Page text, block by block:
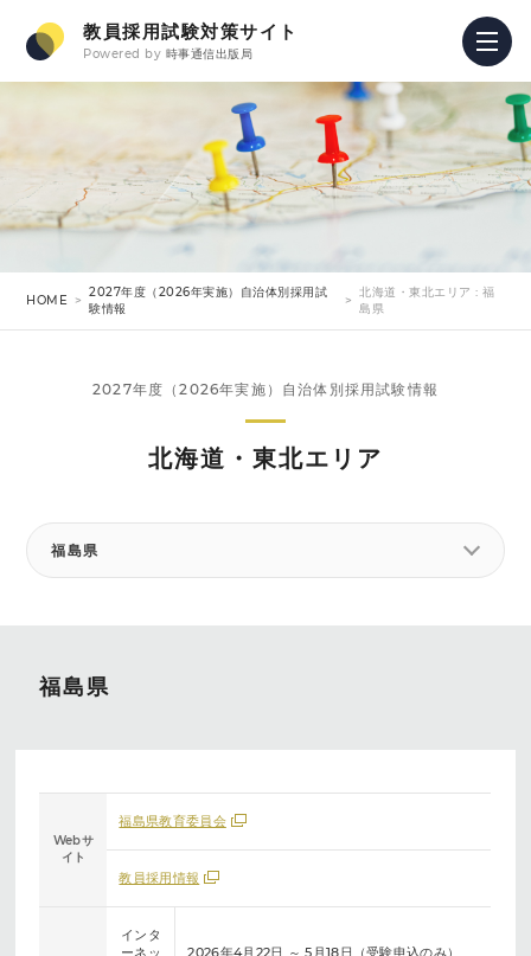
教員採用試験対策サイト
Powered by 時事通信出版局
HOME
2027年度（2026年実施）自治体別採用試
験情報
北海道・東北エリア : 福
島県
2027年度（2026年実施）自治体別採用試験情報
北海道・東北エリア
福島県
福島県
Webサ
イト
福島県教育委員会
教員採用情報
インタ
ーネッ
2026年4月22日 ～ 5月18日（受験申込のみ）